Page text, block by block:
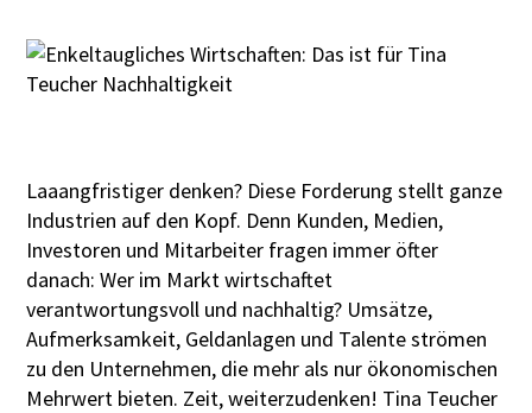
Laaangfristiger denken? Diese Forderung stellt ganze
Industrien auf den Kopf. Denn Kunden, Medien,
Investoren und Mitarbeiter fragen immer öfter
danach: Wer im Markt wirtschaftet
verantwortungsvoll und nachhaltig? Umsätze,
Aufmerksamkeit, Geldanlagen und Talente strömen
zu den Unternehmen, die mehr als nur ökonomischen
Mehrwert bieten. Zeit, weiterzudenken! Tina Teucher